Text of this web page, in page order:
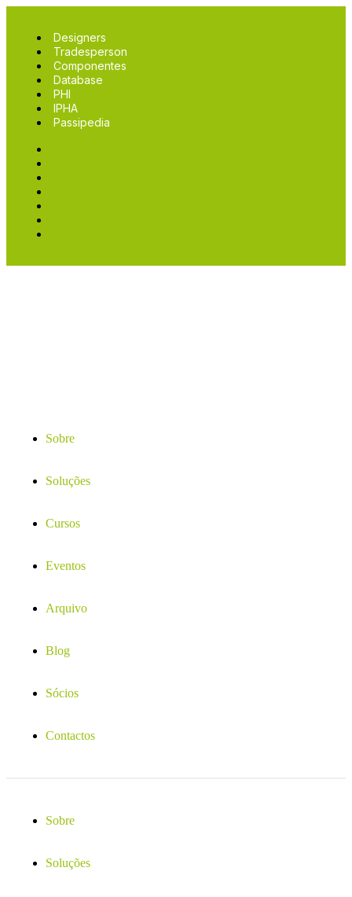
Designers
Tradesperson
Componentes
Database
PHI
IPHA
Passipedia
Sobre
Soluções
Cursos
Eventos
Arquivo
Blog
Sócios
Contactos
Sobre
Soluções